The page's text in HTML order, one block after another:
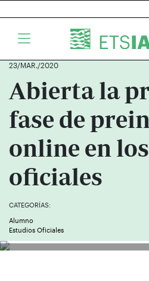
23/MAR./2020
Abierta la
fase de
online en
oficiales
CATEGORÍAS:
Alumno
Estudios Oficiales